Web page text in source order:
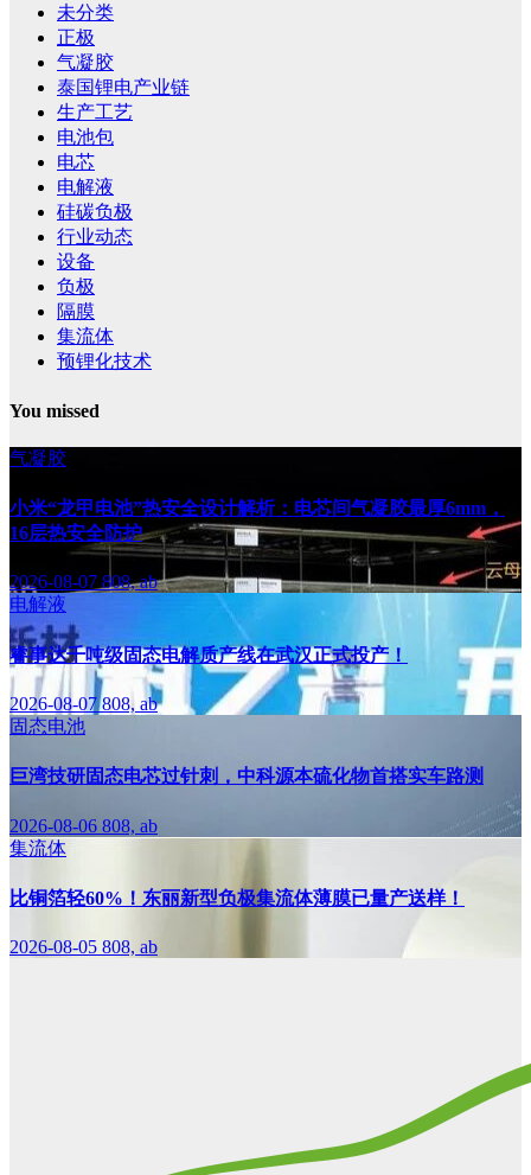
未分类
正极
气凝胶
泰国锂电产业链
生产工艺
电池包
电芯
电解液
硅碳负极
行业动态
设备
负极
隔膜
集流体
预锂化技术
You missed
气凝胶
小米“龙甲电池”热安全设计解析：电芯间气凝胶最厚6mm，
16层热安全防护
2026-08-07808, ab
电解液
睿事达千吨级固态电解质产线在武汉正式投产！
2026-08-07808, ab
固态电池
巨湾技研固态电芯过针刺，中科源本硫化物首搭实车路测
2026-08-06 808, ab
集流体
比铜箔轻60%！东丽新型负极集流体薄膜已量产送样！
2026-08-05 808, ab